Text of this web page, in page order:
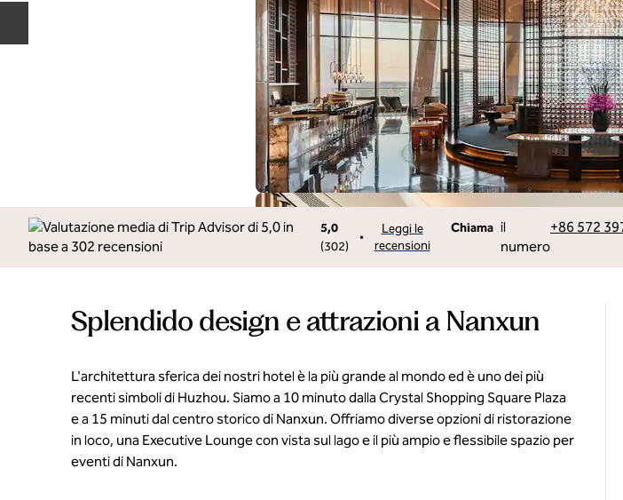
5,0
(302)
•
Leggi le
recensioni
Chiama
Chiama il
numero
+86 572
Splendido design e attrazioni a Nanxun
L'architettura sferica dei nostri hotel è la più grande al mondo ed è uno dei più
recenti simboli di Huzhou. Siamo a 10 minuto dalla Crystal Shopping Square Plaza
e a 15 minuti dal centro storico di Nanxun. Offriamo diverse opzioni di ristorazione
in loco, una Executive Lounge con vista sul lago e il più ampio e flessibile spazio per
eventi di Nanxun.